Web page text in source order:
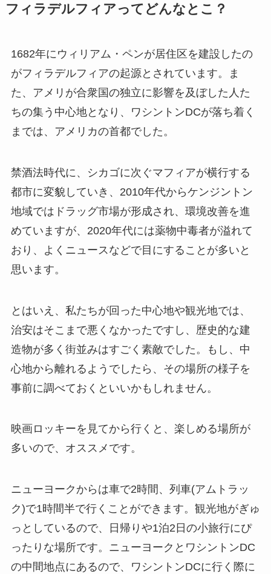
フィラデルフィアってどんなとこ？
1682年にウィリアム・ペンが居住区を建設したの
がフィラデルフィアの起源とされています。ま
た、アメリが合衆国の独立に影響を及ぼした人た
ちの集う中心地となり、ワシントンDCが落ち着く
までは、アメリカの首都でした。
禁酒法時代に、シカゴに次ぐマフィアが横行する
都市に変貌していき、2010年代からケンジントン
地域ではドラッグ市場が形成され、環境改善を進
めていますが、2020年代には薬物中毒者が溢れて
おり、よくニュースなどで目にすることが多いと
思います。
とはいえ、私たちが回った中心地や観光地では、
治安はそこまで悪くなかったですし、歴史的な建
造物が多く街並みはすごく素敵でした。もし、中
心地から離れるようでしたら、その場所の様子を
事前に調べておくといいかもしれません。
映画ロッキーを見てから行くと、楽しめる場所が
多いので、オススメです。
ニューヨークからは車で2時間、列車(アムトラッ
ク)で1時間半で行くことができます。観光地がぎゅ
っとしているので、日帰りや1泊2日の小旅行にぴ
ったりな場所です。ニューヨークとワシントンDC
の中間地点にあるので、ワシントンDCに行く際に